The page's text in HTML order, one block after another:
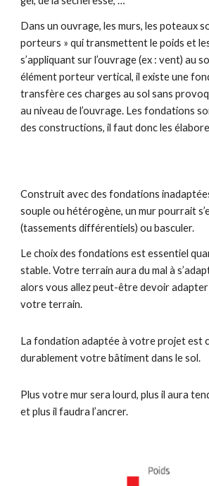
Dans un ouvrage, les murs, les poteaux
porteurs » qui transmettent le poids et
s’appliquant sur l’ouvrage (ex : vent) au
élément porteur vertical, il existe une
transfère ces charges au sol sans
au niveau de l’ouvrage. Les fondations
des constructions, il faut donc les
Construit avec des fondations
souple ou hétérogène, un mur pourrait
(tassements différentiels) ou basculer.
Le choix des fondations est essentiel
stable. Votre terrain aura du mal à
alors vous allez peut-être devoir
votre terrain.
La fondation adaptée à votre projet est
durablement votre bâtiment dans le sol.
Plus votre mur sera lourd, plus il aura
et plus il faudra l’ancrer.